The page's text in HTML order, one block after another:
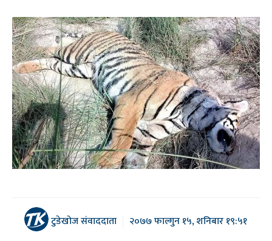
टुडेखोज संवाददाता २०७७ फाल्गुन १५, शनिबार १९:५१